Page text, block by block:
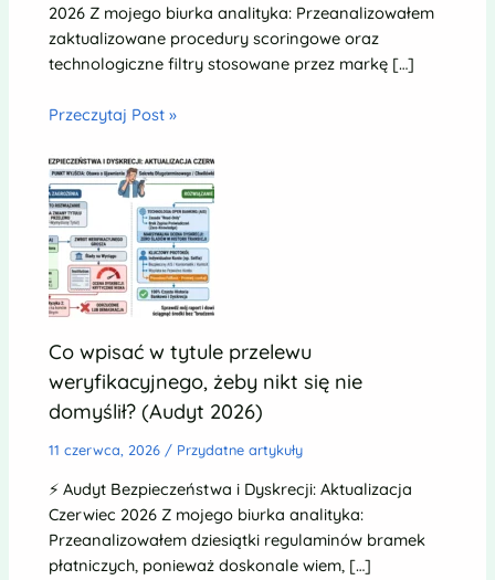
2026 Z mojego biurka analityka: Przeanalizowałem
zaktualizowane procedury scoringowe oraz
technologiczne filtry stosowane przez markę […]
Przeczytaj Post »
Co wpisać w tytule przelewu
weryfikacyjnego, żeby nikt się nie
domyślił? (Audyt 2026)
11 czerwca, 2026 / Przydatne artykuły
⚡ Audyt Bezpieczeństwa i Dyskrecji: Aktualizacja
Czerwiec 2026 Z mojego biurka analityka:
Przeanalizowałem dziesiątki regulaminów bramek
płatniczych, ponieważ doskonale wiem, […]